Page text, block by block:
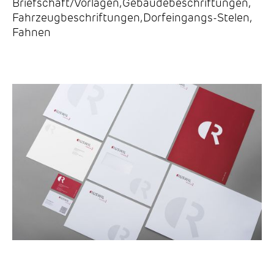
Briefschaft/Vorlagen,Gebäudebeschriftungen,
Fahrzeugbeschriftungen, Dorfeingangs-Stelen,
Fahnen